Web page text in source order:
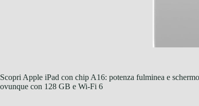
Scopri Apple iPad con chip A16: potenza fulminea e
ovunque con 128 GB e Wi‑Fi 6